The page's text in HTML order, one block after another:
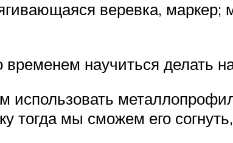
веревка,
научиться делать
использовать
тогда мы сможем его